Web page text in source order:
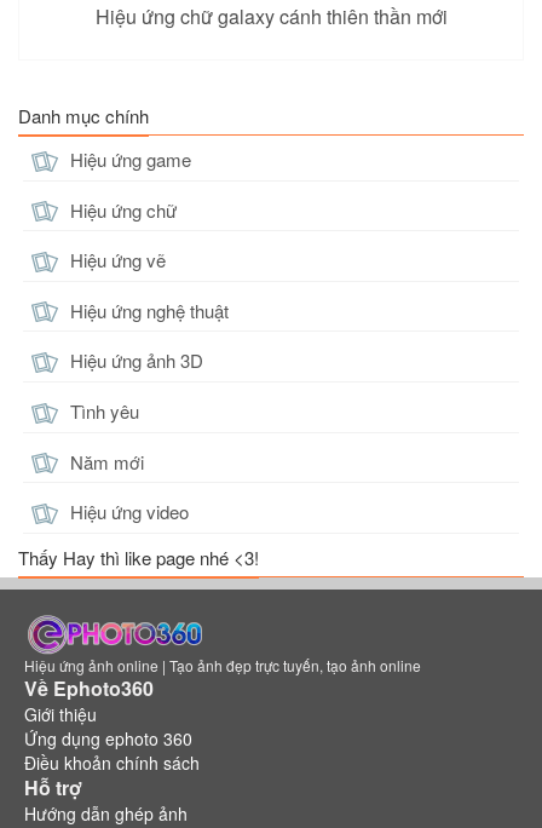
Hiệu ứng chữ galaxy cánh thiên thần mới
Danh mục chính
Hiệu ứng game
Hiệu ứng chữ
Hiệu ứng vẽ
Hiệu ứng nghệ thuật
Hiệu ứng ảnh 3D
Tình yêu
Năm mới
Hiệu ứng video
Thấy Hay thì like page nhé <3!
Hiệu ứng ảnh online | Tạo ảnh đẹp trực tuyến, tạo ảnh online
Về Ephoto360
Giới thiệu
Ứng dụng ephoto 360
Điều khoản chính sách
Hỗ trợ
Hướng dẫn ghép ảnh